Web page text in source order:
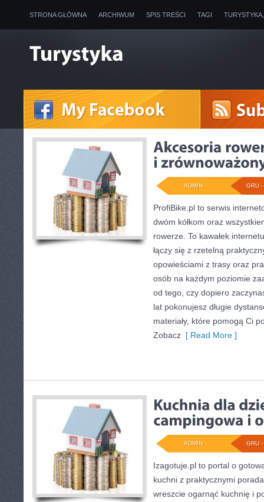
STRONA GŁÓWNA ARCHIWUM SPIS TREŚCI TAGI
GRU
ADMIN
ProfiBike.pl to serwis
dwóm kółkom oraz
rowerze. To kawałek
łączy się z rzetelną
opowieściami z trasy oraz
osób na każdym poziomie
od tego, czy dopiero
lat pokonujesz długie
materiały, które pomogą Ci
Zobacz [ Read More ]
GRU
ADMIN
Izagotuje.pl to portal o
kuchni z praktycznymi
wreszcie ogarnąć kuchnię i